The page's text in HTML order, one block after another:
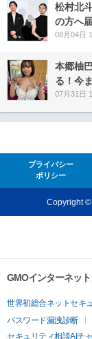
松村北
の方へ
08月04日
本郷柚
る！今
07月31日
プライバシー
ポリシー
Copyright ©
GMOインターネッ
世界初総合ネットセキ
パスワード漏洩診断
セキュリティ相談AIチ